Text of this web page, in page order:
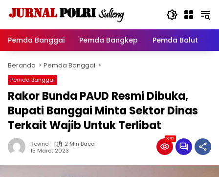
Pemda Banggai
Pemda Bangkep Pemda Balut
Beranda Pemda Banggai
Pemda Banggai
Rakor Bunda PAUD Resmi Dibuka,
Bupati Banggai Minta Sektor Dinas
Terkait Wajib Untuk Terlibat
Revino
2 Min Baca
15 Maret 2023
362